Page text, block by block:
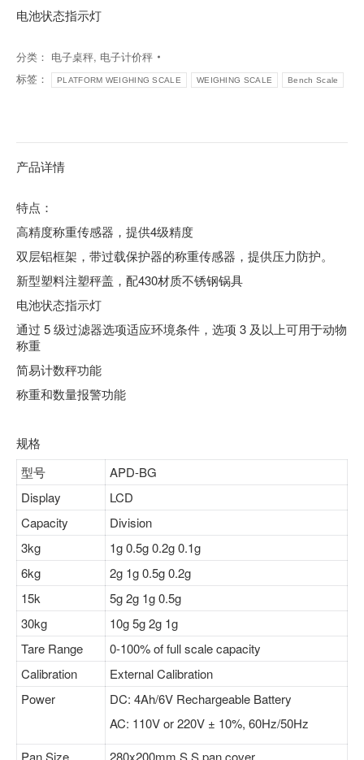
电池状态指示灯
分类： 电子桌秤, 电子计价秤
标签：
PLATFORM WEIGHING SCALE WEIGHING SCALE Bench Scale
产品详情
特点：
高精度称重传感器，提供4级精度
双层铝框架，带过载保护器的称重传感器，提供压力防护。
新型塑料注塑秤盖，配430材质不锈钢锅具
电池状态指示灯
通过 5 级过滤器选项适应环境条件，选项 3 及以上可用于动物
称重
简易计数秤功能
称重和数量报警功能
规格
型号
APD-BG
Display
LCD
Capacity
Division
3kg
1g 0.5g 0.2g 0.1g
6kg
2g 1g 0.5g 0.2g
15k
5g 2g 1g 0.5g
30kg
10g 5g 2g 1g
Tare Range
0-100% of full scale capacity
Calibration
External Calibration
Power
DC: 4Ah/6V Rechargeable Battery
AC: 110V or 220V ± 10%, 60Hz/50Hz
Pan Size
280x200mm S.S pan cover